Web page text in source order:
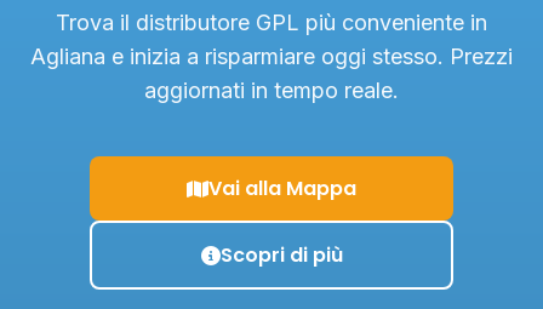
Trova il distributore GPL più conveniente in
Agliana e inizia a risparmiare oggi stesso. Prezzi
aggiornati in tempo reale.
Vai alla Mappa
Scopri di più